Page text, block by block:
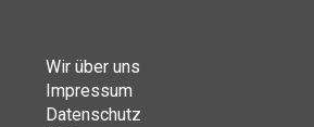
Wir über uns
Impressum
Datenschutz